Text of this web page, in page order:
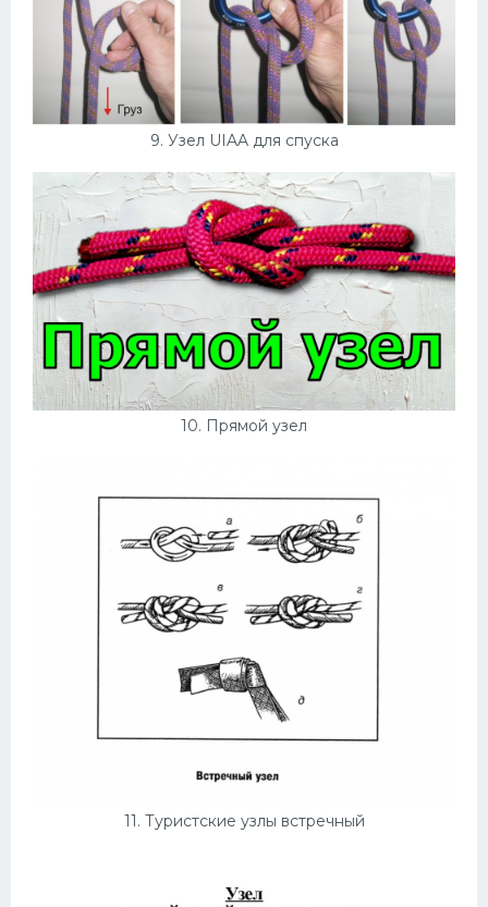
9. Узел UIAA для спуска
10. Прямой узел
11. Туристские узлы встречный